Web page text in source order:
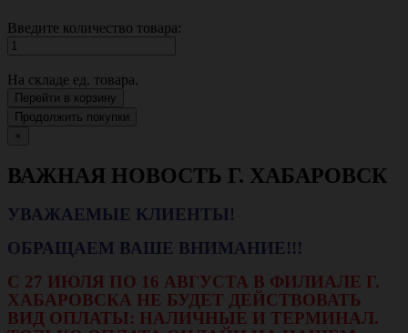
Введите количество товара:
На складе ед. товара.
Перейти в корзину
Продолжить покупки
×
ВАЖНАЯ НОВОСТЬ Г. ХАБАРОВСК
УВАЖАЕМЫЕ КЛИЕНТЫ!
ОБРАЩАЕМ ВАШЕ ВНИМАНИЕ!!!
С 27 ИЮЛЯ ПО 16 АВГУСТА В ФИЛИАЛЕ Г.
ХАБАРОВСКА НЕ БУДЕТ ДЕЙСТВОВАТЬ
ВИД ОПЛАТЫ: НАЛИЧНЫЕ И ТЕРМИНАЛ.